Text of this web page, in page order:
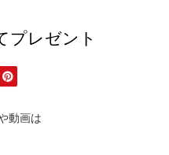
プレゼント
動画は